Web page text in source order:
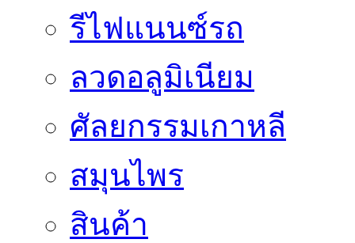
รีไฟแนนซ์รถ
ลวดอลูมิเนียม
ศัลยกรรมเกาหลี
สมุนไพร
สินค้า